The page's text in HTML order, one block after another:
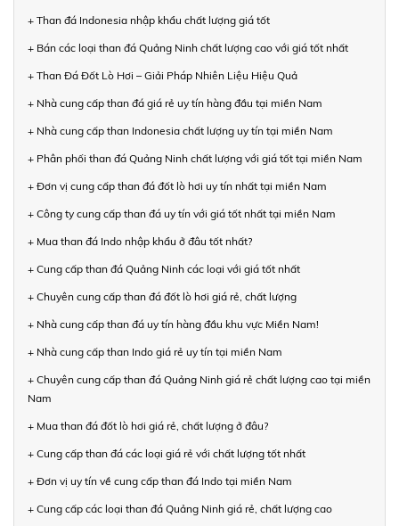
+ Than đá Indonesia nhập khẩu chất lượng giá tốt
+ Bán các loại than đá Quảng Ninh chất lượng cao với giá tốt nhất
+ Than Đá Đốt Lò Hơi – Giải Pháp Nhiên Liệu Hiệu Quả
+ Nhà cung cấp than đá giá rẻ uy tín hàng đầu tại miền Nam
+ Nhà cung cấp than Indonesia chất lượng uy tín tại miền Nam
+ Phân phối than đá Quảng Ninh chất lượng với giá tốt tại miền Nam
+ Đơn vị cung cấp than đá đốt lò hơi uy tín nhất tại miền Nam
+ Công ty cung cấp than đá uy tín với giá tốt nhất tại miền Nam
+ Mua than đá Indo nhập khẩu ở đâu tốt nhất?
+ Cung cấp than đá Quảng Ninh các loại với giá tốt nhất
+ Chuyên cung cấp than đá đốt lò hơi giá rẻ, chất lượng
+ Nhà cung cấp than đá uy tín hàng đầu khu vực Miền Nam!
+ Nhà cung cấp than Indo giá rẻ uy tín tại miền Nam
+ Chuyên cung cấp than đá Quảng Ninh giá rẻ chất lượng cao tại miền
Nam
+ Mua than đá đốt lò hơi giá rẻ, chất lượng ở đâu?
+ Cung cấp than đá các loại giá rẻ với chất lượng tốt nhất
+ Đơn vị uy tín về cung cấp than đá Indo tại miền Nam
+ Cung cấp các loại than đá Quảng Ninh giá rẻ, chất lượng cao